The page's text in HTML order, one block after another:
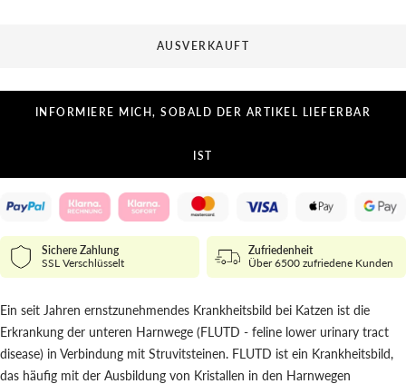
AUSVERKAUFT
INFORMIERE MICH, SOBALD DER ARTIKEL LIEFERBAR
IST
Sichere Zahlung
SSL Verschlüsselt
Zufriedenheit
Über 6500 zufriedene Kunden
Ein seit Jahren ernstzunehmendes Krankheitsbild bei Katzen ist die
Erkrankung der unteren Harnwege (FLUTD - feline lower urinary tract
disease) in Verbindung mit Struvitsteinen. FLUTD ist ein Krankheitsbild,
das häufig mit der Ausbildung von Kristallen in den Harnwegen